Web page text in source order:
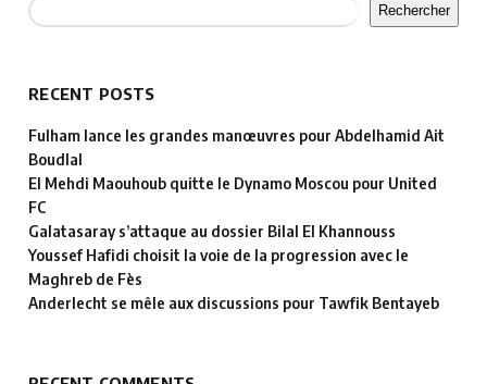
Rechercher
RECENT POSTS
Fulham lance les grandes manœuvres pour Abdelhamid Ait
Boudlal
El Mehdi Maouhoub quitte le Dynamo Moscou pour United
FC
Galatasaray s’attaque au dossier Bilal El Khannouss
Youssef Hafidi choisit la voie de la progression avec le
Maghreb de Fès
Anderlecht se mêle aux discussions pour Tawfik Bentayeb